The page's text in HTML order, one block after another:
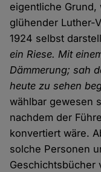
eigentliche Grund,
glühender Luther-
1924 selbst
ein Riese. Mit
Dämmerung; sah
heute zu sehen
wählbar gewesen
nachdem der
konvertiert wäre.
solche Personen
Geschichtsbücher